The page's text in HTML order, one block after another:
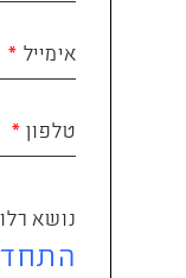
אימייל
טלפון
נושא